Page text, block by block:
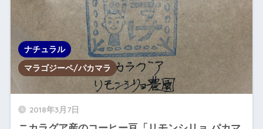
2018年3月7日
マラゴジーペ/パカマラ
ナチュラル